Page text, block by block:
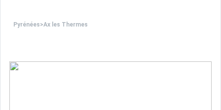
Pyrénées>Ax les Thermes